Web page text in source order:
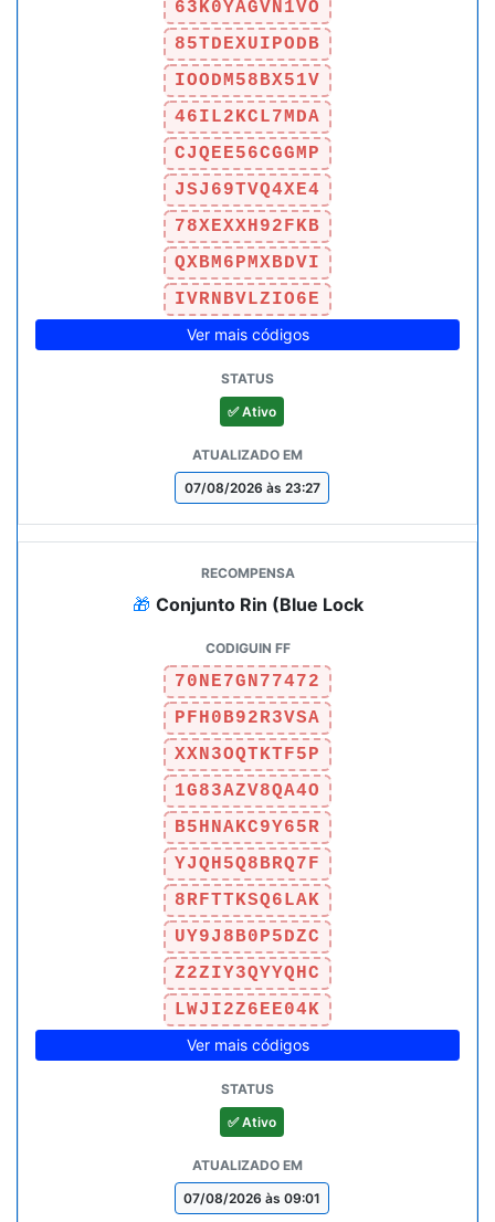
63K0YAGVN1VO
85TDEXUIPODB
IOODM58BX51V
46IL2KCL7MDA
CJQEE56CGGMP
JSJ69TVQ4XE4
78XEXXH92FKB
QXBM6PMXBDVI
IVRNBVLZIO6E
Ver mais códigos
✅ Ativo
07/08/2026 às 23:27
🎁 Conjunto Rin (Blue Lock
70NE7GN77472
PFH0B92R3VSA
XXN3OQTKTF5P
1G83AZV8QA4O
B5HNAKC9Y65R
YJQH5Q8BRQ7F
8RFTTKSQ6LAK
UY9J8B0P5DZC
Z2ZIY3QYYQHC
LWJI2Z6EE04K
Ver mais códigos
✅ Ativo
07/08/2026 às 09:01